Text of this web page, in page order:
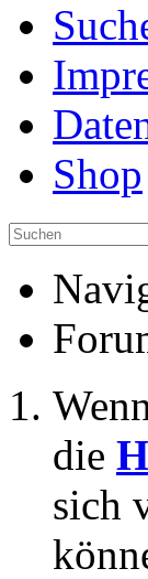
Shop
die
sich